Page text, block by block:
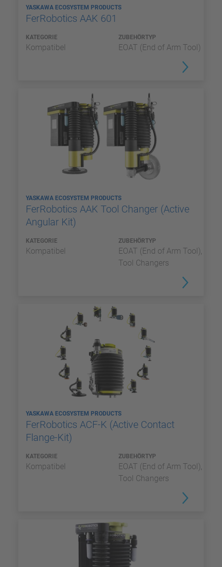
YASKAWA ECOSYSTEM PRODUCTS
FerRobotics AAK 601
KATEGORIE
Kompatibel
ZUBEHÖRTYP
EOAT (End of Arm Tool)
YASKAWA ECOSYSTEM PRODUCTS
FerRobotics AAK Tool Changer (Active
Angular Kit)
KATEGORIE
Kompatibel
ZUBEHÖRTYP
EOAT (End of Arm Tool),
Tool Changers
YASKAWA ECOSYSTEM PRODUCTS
FerRobotics ACF-K (Active Contact
Flange-Kit)
KATEGORIE
Kompatibel
ZUBEHÖRTYP
EOAT (End of Arm Tool),
Tool Changers